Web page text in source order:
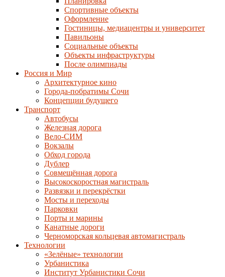
Спортивные объекты
Оформление
Гостиницы, медиацентры и университет
Павильоны
Социальные объекты
Объекты инфраструктуры
После олимпиады
Россия и Мир
Архитектурное кино
Города-побратимы Сочи
Концепции будущего
Транспорт
Автобусы
Железная дорога
Вело-СИМ
Вокзалы
Обход города
Дублер
Совмещённая дорога
Высокоскоростная магистраль
Развязки и перекрёстки
Мосты и переходы
Парковки
Порты и марины
Канатные дороги
Черноморская кольцевая автомагистраль
Технологии
«Зелёные» технологии
Урбанистика
Институт Урбанистики Сочи